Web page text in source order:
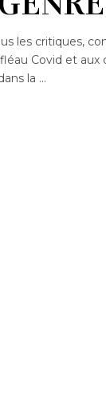
les critiques,
Covid et
la